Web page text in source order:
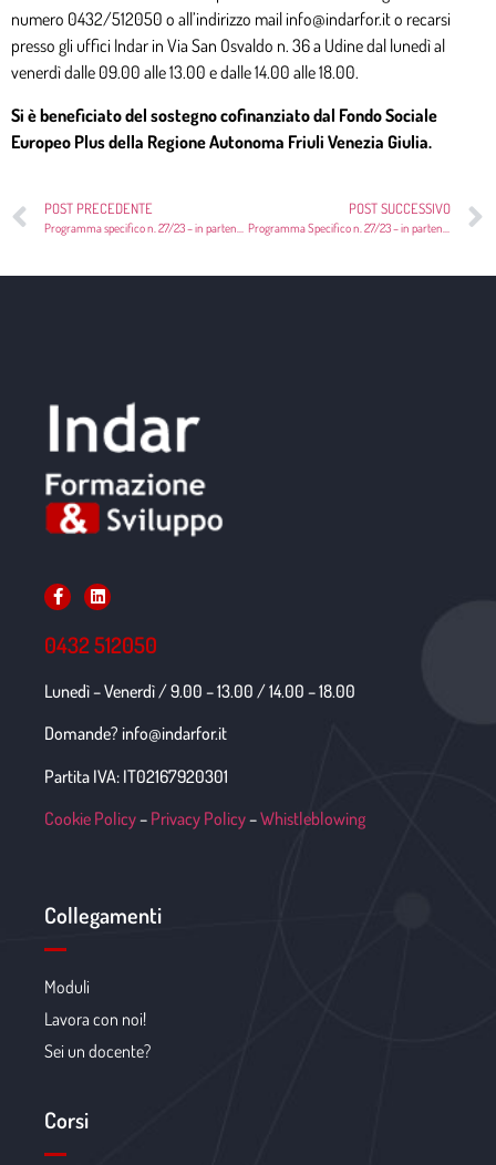
numero 0432/512050 o all’indirizzo mail info@indarfor.it o recarsi
presso gli uffici Indar in Via San Osvaldo n. 36 a Udine dal lunedì al
venerdì dalle 09.00 alle 13.00 e dalle 14.00 alle 18.00.
Si è beneficiato del sostegno cofinanziato dal Fondo Sociale
Europeo Plus della Regione Autonoma Friuli Venezia Giulia.
POST PRECEDENTE
Programma specifico n. 27/23 – in partenza il corso QUALITA’ PERCEPITA, CUSTOMER SATISFACTION E INDICATORI DI MISURAZIONE ed. 1 ed. 1 – ed. 2
POST SUCCESSIVO
Programma Specifico n. 27/23 – in partenza il corso LA PRESA IN CARICO DEL MALATO DI ALZHEIMER ED IL TRATTAMENTO DELLE LESIONNI DA PRESSIONE
0432 512050
Lunedì – Venerdì / 9.00 – 13.00 / 14.00 – 18.00
Domande? info@indarfor.it
Partita IVA: IT02167920301
Cookie Policy– Privacy Policy–Whistleblowing
Collegamenti
Moduli
Lavora con noi!
Sei un docente?
Corsi